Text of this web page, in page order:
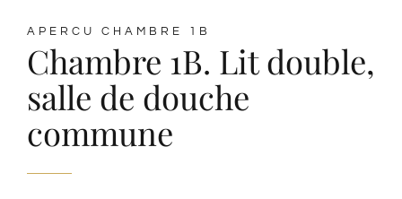
APERCU CHAMBRE 1B
Chambre 1B. Lit double,
salle de douche
commune